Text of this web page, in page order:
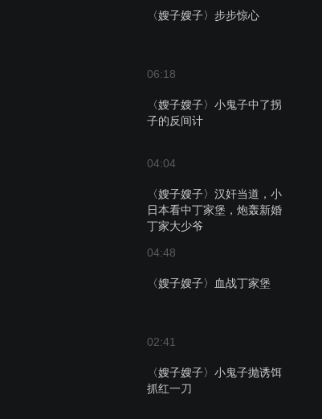
〈嫂子嫂子〉步步惊心
06:18
〈嫂子嫂子〉小鬼子中了拐
子的反间计
04:04
〈嫂子嫂子〉汉奸当道，小
日本看中丁家堡，炮轰新婚
丁家大少爷
04:48
〈嫂子嫂子〉血战丁家堡
02:41
〈嫂子嫂子〉小鬼子抛诱饵
抓红一刀